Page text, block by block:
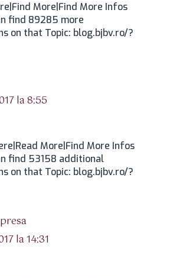
More|Find More Infos
find 89285 more
on that Topic: blog.bjbv.ro/?
la 8:55
More|Find More Infos
find 53158 additional
on that Topic: blog.bjbv.ro/?
la 14:31